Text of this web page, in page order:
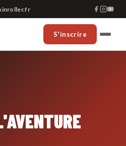
S'inscrire